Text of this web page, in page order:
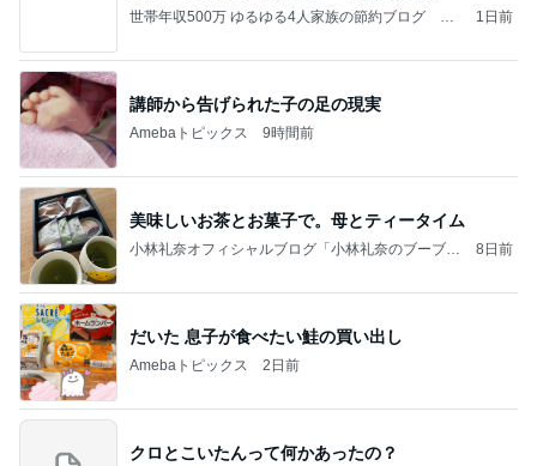
世帯年収500万 ゆるゆる4人家族の節約ブログ 〜
1日前
講師から告げられた子の足の現実
Amebaトピックス 9時間前
美味しいお茶とお菓子で。母とティータイム
小林礼奈オフィシャルブログ「小林礼奈のブーブー
8日前
だいた 息子が食べたい鮭の買い出し
Amebaトピックス 2日前
クロとこいたんって何かあったの？